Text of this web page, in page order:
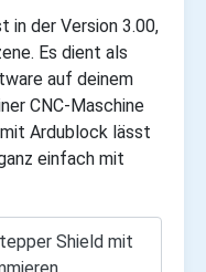
in der Version 3.00,
Es dient als
auf deinem
CNC-Maschine
Ardublock lässt
einfach mit
Shield mit